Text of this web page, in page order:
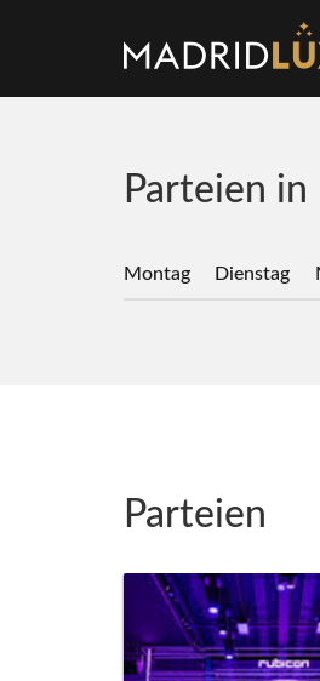
Parteien in
Montag Dienstag
Parteien